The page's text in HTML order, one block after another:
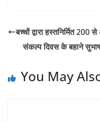
बच्चों द्वारा हस्तनिर्मित 200
संकल्प दिवस के बहाने
You May